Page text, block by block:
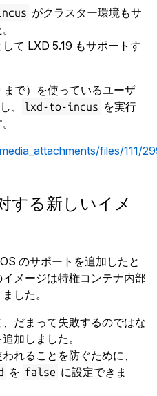
がクラスター環境もサ
て LXD 5.19 もサポートす
で）を使っているユーザ
、
lxd-to-incus を実行
files/
する新しいイメ
のサポートを追加したと
メージは特権コンテナ内部
した。
だまって失敗するのではな
加しました。
れることを防ぐために、
を false に設定できま